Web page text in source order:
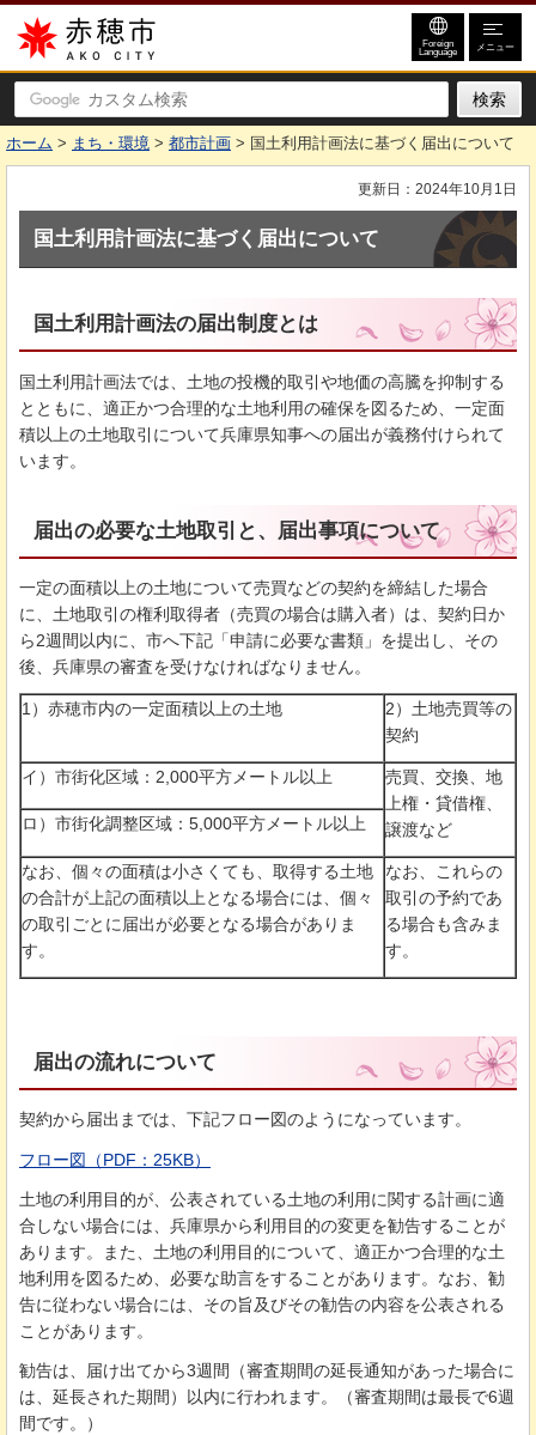
赤穂市
Foreign
Language メニュー
ホーム > まち・環境 > 都市計画 > 国土利用計画法に基づく届出について
更新日：2024年10月1日
国土利用計画法に基づく届出について
国土利用計画法の届出制度とは
国土利用計画法では、土地の投機的取引や地価の高騰を抑制する
とともに、適正かつ合理的な土地利用の確保を図るため、一定面
積以上の土地取引について兵庫県知事への届出が義務付けられて
います。
届出の必要な土地取引と、届出事項について
一定の面積以上の土地について売買などの契約を締結した場合
に、土地取引の権利取得者（売買の場合は購入者）は、契約日か
ら2週間以内に、市へ下記「申請に必要な書類」を提出し、その
後、兵庫県の審査を受けなければなりません。
1）赤穂市内の一定面積以上の土地
2）土地売買等の
契約
イ）市街化区域：2,000平方メートル以上
売買、交換、地
上権・貸借権、
譲渡など
ロ）市街化調整区域：5,000平方メートル以上
なお、個々の面積は小さくても、取得する土地
の合計が上記の面積以上となる場合には、個々
の取引ごとに届出が必要となる場合がありま
す。
なお、これらの
取引の予約であ
る場合も含みま
す。
届出の流れについて
契約から届出までは、下記フロー図のようになっています。
フロー図（PDF：25KB）
土地の利用目的が、公表されている土地の利用に関する計画に適
合しない場合には、兵庫県から利用目的の変更を勧告することが
あります。また、土地の利用目的について、適正かつ合理的な土
地利用を図るため、必要な助言をすることがあります。なお、勧
告に従わない場合には、その旨及びその勧告の内容を公表される
ことがあります。
勧告は、届け出てから3週間（審査期間の延長通知があった場合に
は、延長された期間）以内に行われます。（審査期間は最長で6週
間です。）